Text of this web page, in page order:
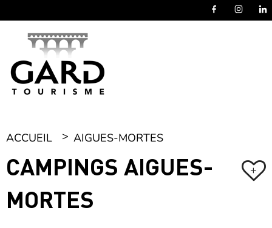
ACCUEIL AIGUES-MORTES
CAMPINGS AIGUES-
MORTES
+